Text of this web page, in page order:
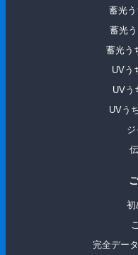
蓄光う
蓄光う
蓄光う
UVう
UVう
UVう
初
完全デー